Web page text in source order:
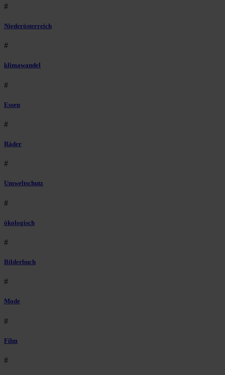
#
Niederösterreich
#
klimawandel
#
Essen
#
Räder
#
Umweltschutz
#
ökologisch
#
Bilderbuch
#
Mode
#
Film
#